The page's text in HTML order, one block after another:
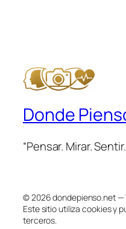
Donde
“Pensar. Mirar.
© 2026 dondepienso.net —
Este sitio utiliza cookies y
terceros.